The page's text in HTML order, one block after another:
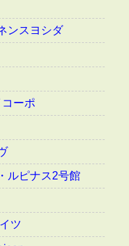
ンスヨシダ
ーポ
ルピナス2号館
ツ